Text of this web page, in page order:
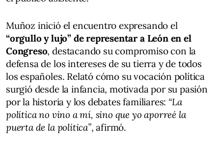
Muñoz inició el encuentro expresando el
“orgullo y lujo” de representar a León en el
Congreso, destacando su compromiso con la
defensa de los intereses de su tierra y de todos
los españoles. Relató cómo su vocación política
surgió desde la infancia, motivada por su pasión
por la historia y los debates familiares: “La
política no vino a mí, sino que yo aporreé la
puerta de la política”, afirmó.